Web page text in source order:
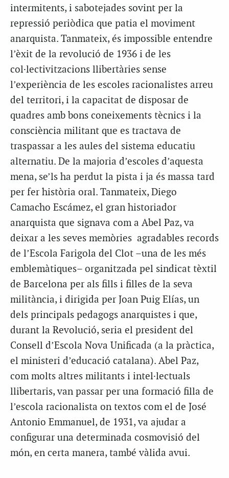
intermitents, i sabotejades sovint per la
repressió periòdica que patia el moviment
anarquista. Tanmateix, és impossible entendre
l’èxit de la revolució de 1936 i de les
col·lectivitzacions llibertàries sense
l’experiència de les escoles racionalistes arreu
del territori, i la capacitat de disposar de
quadres amb bons coneixements tècnics i la
consciència militant que es tractava de
traspassar a les aules del sistema educatiu
alternatiu. De la majoria d’escoles d’aquesta
mena, se’ls ha perdut la pista i ja és massa tard
per fer història oral. Tanmateix, Diego
Camacho Escámez, el gran historiador
anarquista que signava com a Abel Paz, va
deixar a les seves memòries agradables records
de l’Escola Farigola del Clot –una de les més
emblemàtiques– organitzada pel sindicat tèxtil
de Barcelona per als fills i filles de la seva
militància, i dirigida per Joan Puig Elías, un
dels principals pedagogs anarquistes i que,
durant la Revolució, seria el president del
Consell d’Escola Nova Unificada (a la pràctica,
el ministeri d’educació catalana). Abel Paz,
com molts altres militants i intel·lectuals
llibertaris, van passar per una formació filla de
l’escola racionalista on textos com el de José
Antonio Emmanuel, de 1931, va ajudar a
configurar una determinada cosmovisió del
món, en certa manera, també vàlida avui.